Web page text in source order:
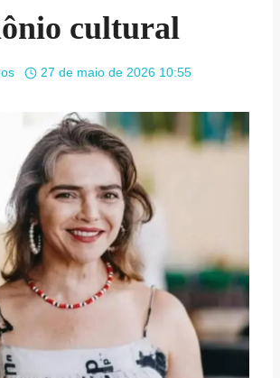
cultural
27 de maio de 2026 10:55